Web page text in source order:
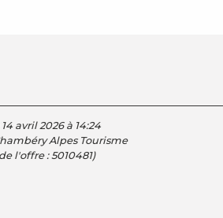
avril 2026 à 14:24
Alpes Tourisme
l'offre :5010481)